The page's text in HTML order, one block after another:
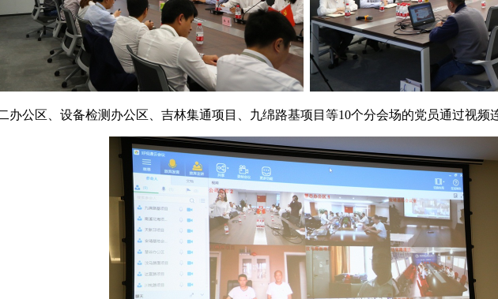
公区、设备检测办公区、吉林集通项目、九绵路基项目等10个分会场的党员通过视频